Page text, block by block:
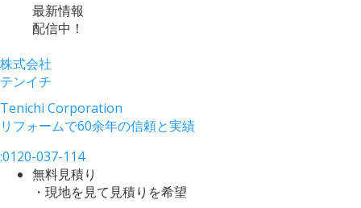
最新情報
配信中！
株式会社
テンイチ
Tenichi Corporation
リフォームで60余年の信頼と実績
:0120-037-114
無料見積り
・現地を見て見積りを希望